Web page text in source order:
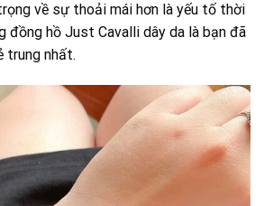
về sự thoải mái hơn là yếu tố thời
đồng hồ Just Cavalli dây da là bạn đã
trung nhất.